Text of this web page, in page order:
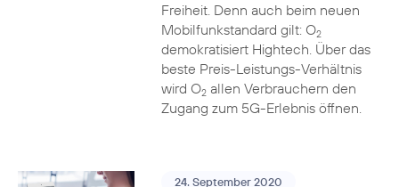
Freiheit. Denn auch beim neuen
Mobilfunkstandard gilt: O2
demokratisiert Hightech. Über das
beste Preis-Leistungs-Verhältnis
wird O2allen Verbrauchern den
Zugang zum 5G-Erlebnis öffnen.
24. September 2020